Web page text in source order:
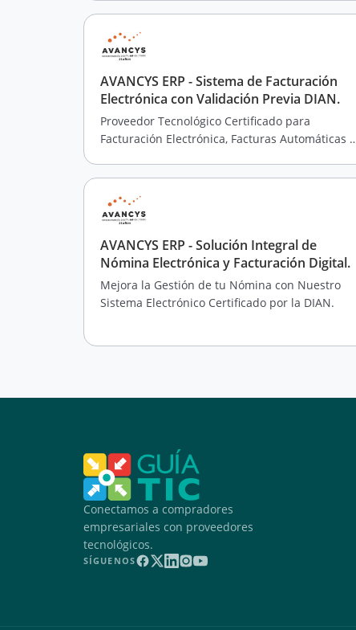
proveedores.
AVANCYS ERP - Sistema de Facturación
Electrónica con Validación Previa DIAN.
Proveedor Tecnológico Certificado para
Facturación Electrónica, Facturas Automáticas y
AVANCYS ERP - Solución Integral de
Nómina Electrónica y Facturación Digital.
Mejora la Gestión de tu Nómina con Nuestro
Sistema Electrónico Certificado por la DIAN.
Conectamos a compradores
empresariales con proveedores
tecnológicos.
SÍGUENOS